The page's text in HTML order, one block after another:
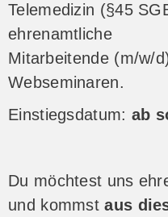
Telemedizin (§45
ehrenamtliche
Mitarbeitende (m/w/
Webseminaren.
Einstiegsdatum: ab
Du möchtest uns
und kommstaus